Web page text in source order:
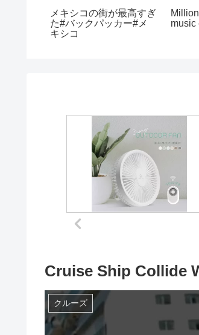
温和な妻を軽んじてクレ
ジットカードを奪い、既
婚の女性と海外旅行に行
一人
門＃
Cruise Ship Collide
クルーズ